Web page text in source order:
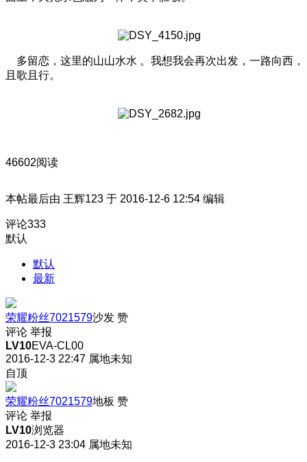
多留恋，这里的山山水水 。我想我会再次出发，一路向西，
且歌且行。
46602阅读
本帖最后由 王辉123 于 2016-12-6 12:54 编辑
评论333
默认
默认
最新
荣耀粉丝7021579沙发 赞
评论 举报
LV10EVA-CL00
2016-12-3 22:47 属地未知
自顶
荣耀粉丝7021579地板 赞
评论 举报
LV10浏览器
2016-12-3 23:04 属地未知